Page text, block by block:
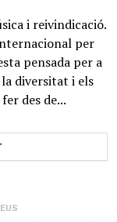
i reivindicació.
per
pensada per a
diversitat i els
des de...